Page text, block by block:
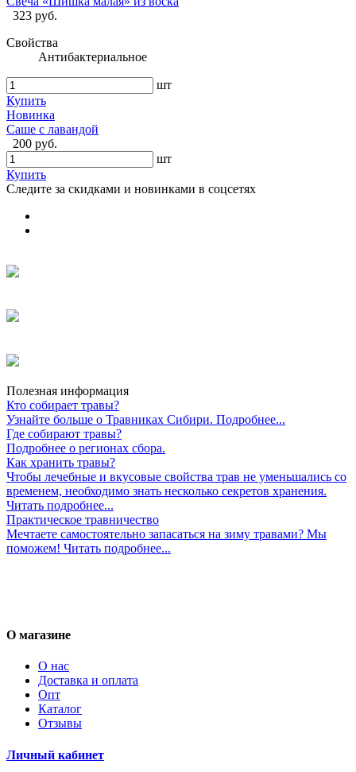
323 руб.
Свойства
Антибактериальное
шт
Купить
Новинка
Саше с лавандой
200 руб.
шт
Купить
Следите за скидками и новинками в соцсетях
Полезная информация
Кто собирает травы?
Узнайте больше о Травниках Сибири. Подробнее...
Где собирают травы?
Подробнее о регионах сбора.
Как хранить травы?
Чтобы лечебные и вкусовые свойства трав не уменьшались со
временем, необходимо знать несколько секретов хранения.
Читать подробнее...
Практическое травничество
Мечтаете самостоятельно запасаться на зиму травами? Мы
поможем! Читать подробнее...
О магазине
О нас
Доставка и оплата
Опт
Каталог
Отзывы
Личный кабинет